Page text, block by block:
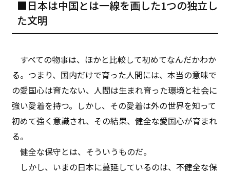
■日本は中国とは一線を画した1つの独立し
た文明
すべての物事は、ほかと比較して初めてなんだかわか
る。つまり、国内だけで育った人間には、本当の意味で
の愛国心は育たない、人間は生まれ育った環境と社会に
強い愛着を持つ。しかし、その愛着は外の世界を知って
初めて強く意識され、その結果、健全な愛国心が育まれ
る。
健全な保守とは、そういうものだ。
しかし、いまの日本に蔓延しているのは、不健全な保